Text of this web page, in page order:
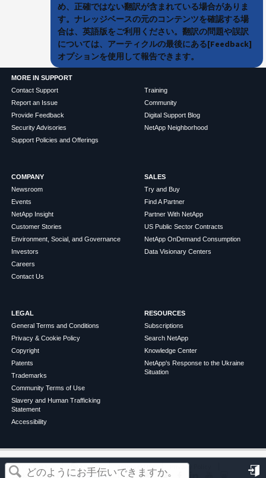
この記事は役に立ちましたか？
め、正確ではない翻訳が含まれている場合がありま
す。ナレッジベースの元のコンテンツを確認する場
合は、英語版をご利用ください。翻訳の問題や誤訳
については、アーティクルの最後にある[Feedback]
オプションを使用して報告できます。
MORE IN SUPPORT
Contact Support
Report an Issue
Provide Feedback
Security Advisories
Support Policies and Offerings
Training
Community
Digital Support Blog
NetApp Neighborhood
COMPANY
Newsroom
Events
NetApp Insight
Customer Stories
Environment, Social, and Governance
Investors
Careers
Contact Us
SALES
Try and Buy
Find A Partner
Partner With NetApp
US Public Sector Contracts
NetApp OnDemand Consumption
Data Visionary Centers
LEGAL
General Terms and Conditions
Privacy & Cookie Policy
Copyright
Patents
Trademarks
Community Terms of Use
Slavery and Human Trafficking
Statement
Accessibility
RESOURCES
Subscriptions
Search NetApp
Knowledge Center
NetApp's Response to the Ukraine
Situation
©2026NetApp English Terms of Use
Privacy Policy
Cookie Policy
Cookie Settings